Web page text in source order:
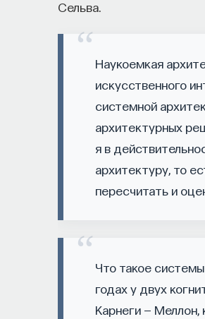
Сельва.
Наукоемкая
искусственного
системной
архитектурных
я в
архитектуру, то
пересчитать и
Что такое
годах у двух
Карнеги — Меллон,
его приручить?
состояние сна для
мы проходим, какие
ресурсы восполнялись
Ответы на эти и другие
Пройдя этот курс, вы
— Лучше понимать,
— Заботиться о
— Определять,